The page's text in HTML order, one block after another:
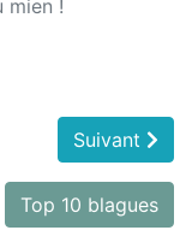
mien !
Suivant
Top 10 blagues